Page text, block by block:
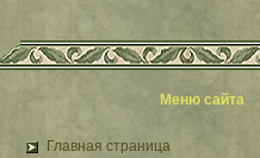
Меню сайта
Главная страница